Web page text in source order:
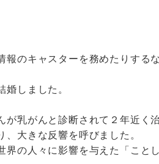
のキャスターを務めたりする
しました。
乳がんと診断されて２年近く
大きな反響を呼びました。
の人々に影響を与えた「こと